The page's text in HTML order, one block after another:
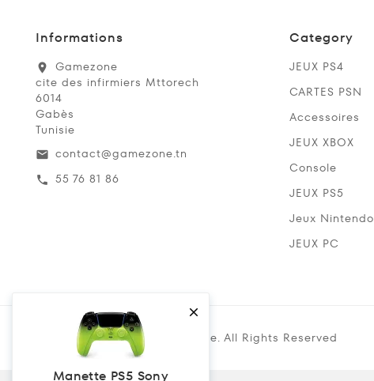

Manette PS5 Sony
Informations
location_on
Gamezone
cite des infirmiers Mttorech
6014
Gabès
Tunisie
email contact@gamezone.tn
call 55 76 81 86
Category
JEUX PS4
CARTES PSN
Accessoires
JEUX XBOX
Console
JEUX PS5
Jeux
JEUX PC
Copyright @ 2019 Gamezone. All Rights Reserved